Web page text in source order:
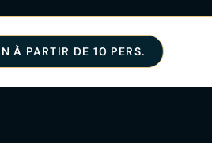
À PARTIR DE 10 PERS.